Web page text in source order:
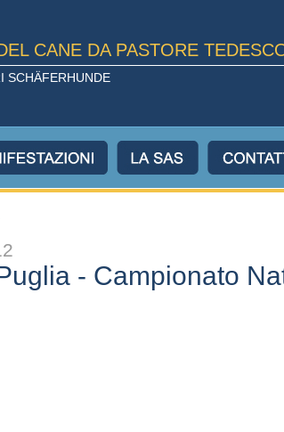
CANE DA PASTORE
SCHÄFERHUNDE
- Campionato